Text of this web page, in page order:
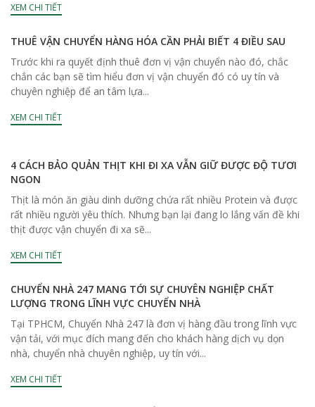
XEM CHI TIẾT
THUÊ VẬN CHUYỂN HÀNG HÓA CẦN PHẢI BIẾT 4 ĐIỀU SAU
Trước khi ra quyết định thuê đơn vị vận chuyển nào đó, chắc
chắn các bạn sẽ tìm hiểu đơn vị vận chuyển đó có uy tín và
chuyên nghiệp để an tâm lựa...
XEM CHI TIẾT
4 CÁCH BẢO QUẢN THỊT KHI ĐI XA VẪN GIỮ ĐƯỢC ĐỘ TƯƠI
NGON
Thịt là món ăn giàu dinh dưỡng chứa rất nhiều Protein và được
rất nhiều người yêu thích. Nhưng bạn lại đang lo lắng vấn đề khi
thịt được vận chuyển đi xa sẽ...
XEM CHI TIẾT
CHUYỂN NHÀ 247 MANG TỚI SỰ CHUYÊN NGHIỆP CHẤT
LƯỢNG TRONG LĨNH VỰC CHUYỂN NHÀ
Tại TPHCM, Chuyển Nhà 247 là đơn vị hàng đầu trong lĩnh vực
vận tải, với mục đích mang đến cho khách hàng dịch vụ dọn
nhà, chuyển nhà chuyên nghiệp, uy tín với...
XEM CHI TIẾT